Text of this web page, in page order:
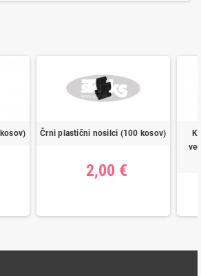
Črni plastični nosilci (100 kosov)
2,00 €